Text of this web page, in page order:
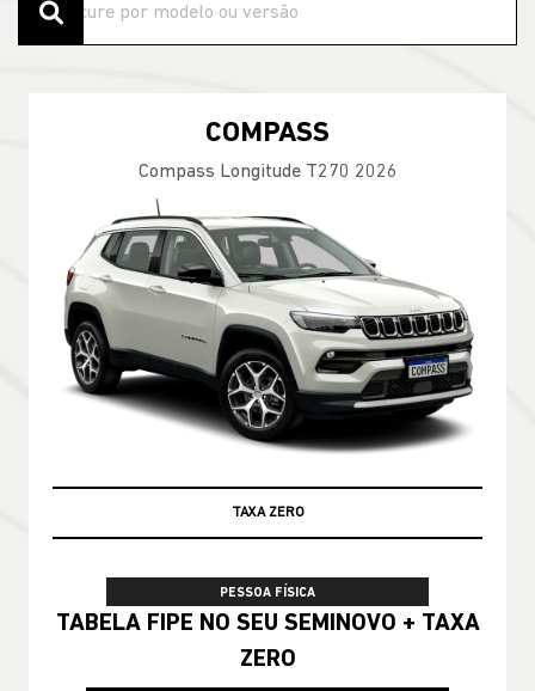
COMPASS
Compass Longitude T270 2026
TAXA ZERO
PESSOA FÍSICA
TABELA FIPE NO SEU SEMINOVO + TAXA
ZERO